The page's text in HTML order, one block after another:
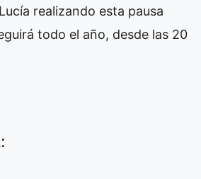
realizando esta pausa
todo el año, desde las 20